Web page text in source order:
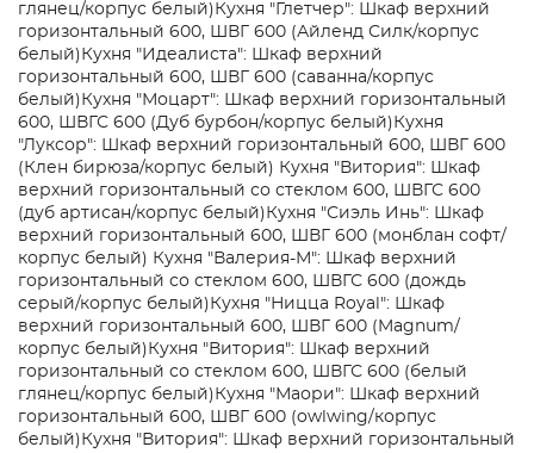
глянец/корпус белый) Кухня "Глетчер": Шкаф верхний
горизонтальный 600, ШВГ 600 (Айленд Силк/корпус
белый) Кухня "Идеалиста": Шкаф верхний
горизонтальный 600, ШВГ 600 (саванна/корпус
белый) Кухня "Моцарт": Шкаф верхний горизонтальный
600, ШВГС 600 (Дуб бурбон/корпус белый) Кухня
"Луксор": Шкаф верхний горизонтальный 600, ШВГ 600
(Клен бирюза/корпус белый) Кухня "Витория": Шкаф
верхний горизонтальный со стеклом 600, ШВГС 600
(дуб артисан/корпус белый) Кухня "Сиэль Инь": Шкаф
верхний горизонтальный 600, ШВГ 600 (монблан софт/
корпус белый) Кухня "Валерия-М": Шкаф верхний
горизонтальный со стеклом 600, ШВГС 600 (дождь
серый/корпус белый) Кухня "Ницца Royal": Шкаф
верхний горизонтальный 600, ШВГ 600 (Magnum/
корпус белый) Кухня "Витория": Шкаф верхний
горизонтальный со стеклом 600, ШВГС 600 (белый
глянец/корпус белый) Кухня "Маори": Шкаф верхний
горизонтальный 600, ШВГ 600 (owlwing/корпус
белый) Кухня "Витория": Шкаф верхний горизонтальный